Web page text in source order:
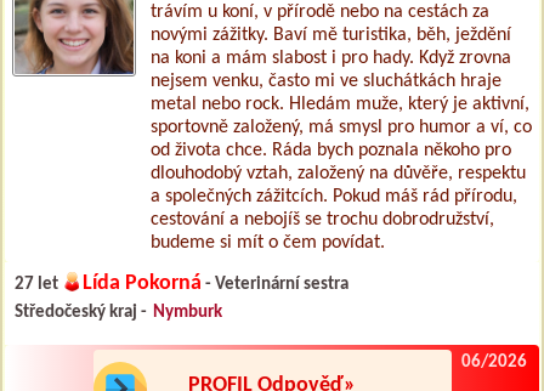
trávím u koní, v přírodě nebo na cestách za
novými zážitky. Baví mě turistika, běh, ježdění
na koni a mám slabost i pro hady. Když zrovna
nejsem venku, často mi ve sluchátkách hraje
metal nebo rock. Hledám muže, který je aktivní,
sportovně založený, má smysl pro humor a ví, co
od života chce. Ráda bych poznala někoho pro
dlouhodobý vztah, založený na důvěře, respektu
a společných zážitcích. Pokud máš rád přírodu,
cestování a nebojíš se trochu dobrodružství,
budeme si mít o čem povídat.
27 let Lída Pokorná - Veterinární sestra
Středočeský kraj - Nymburk
PROFIL Odpověď»
06/2026